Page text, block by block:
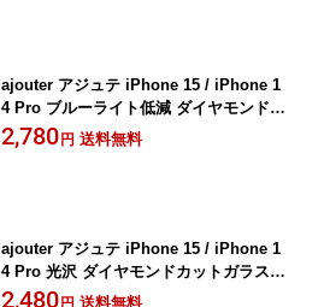
ajouter アジュテ iPhone 15 / iPhone 1
4 Pro ブルーライト低減 ダイヤモンドカ
ットガラス - ピンク AJ-IP23M2-GMD-S
LB3CP
2,780 円 送料無料
ajouter アジュテ iPhone 15 / iPhone 1
4 Pro 光沢 ダイヤモンドカットガラス -
ブラック AJ-IP23M2-GMD-SLCCBK
2,480 円 送料無料